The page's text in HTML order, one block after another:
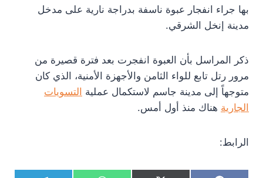
بها جراء انفجار عبوة ناسفة بدراجة نارية على مدخل
مدينة إنخل الشرقي.
ذكر المراسل بأن العبوة انفجرت بعد فترة قصيرة من
مرور رتل تابع للواء الثامن والأجهزة الأمنية، الذي كان
متوجهاً إلى مدينة جاسم لاستكمال عملية التسويات
الجارية هناك منذ أول أمس.
الرابط: